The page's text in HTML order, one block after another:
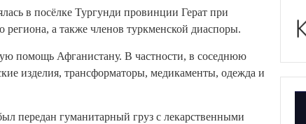
в посёлке Тургунди провинции Герат при
а также членов туркменской диаспоры.
помощь Афганистану. В частности, в соседнюю
изделия, трансформаторы, медикаменты, одежда и
передан гуманитарный груз с лекарственными